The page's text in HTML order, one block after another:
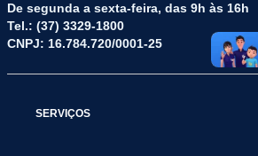
De segunda a sexta-feira, das 9h às 16h
Tel.: (37) 3329-1800
CNPJ: 16.784.720/0001-25
SERVIÇOS